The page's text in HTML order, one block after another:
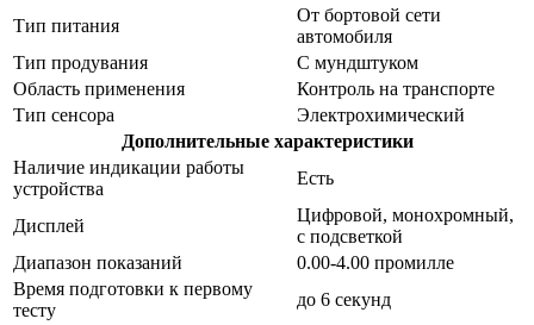
Тип питания
От бортовой сети
автомобиля
Тип продувания
С мундштуком
Область применения
Контроль на транспорте
Тип сенсора
Электрохимический
Дополнительные характеристики
Наличие индикации работы
устройства
Есть
Дисплей
Цифровой, монохромный,
с подсветкой
Диапазон показаний
0.00-4.00 промилле
Время подготовки к первому
тесту
до 6 секунд